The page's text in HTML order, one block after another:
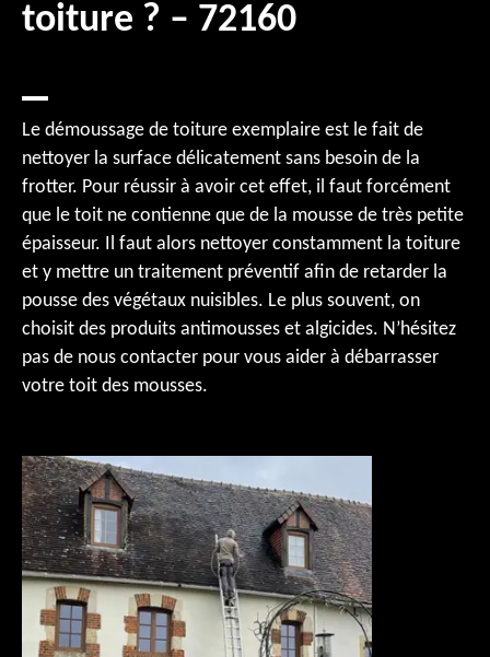
toiture ? – 72160
Le démoussage de toiture exemplaire est le fait de
nettoyer la surface délicatement sans besoin de la
frotter. Pour réussir à avoir cet effet, il faut forcément
que le toit ne contienne que de la mousse de très petite
épaisseur. Il faut alors nettoyer constamment la toiture
et y mettre un traitement préventif afin de retarder la
pousse des végétaux nuisibles. Le plus souvent, on
choisit des produits antimousses et algicides. N’hésitez
pas de nous contacter pour vous aider à débarrasser
votre toit des mousses.